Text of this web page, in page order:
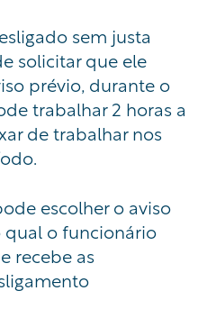
sem justa
solicitar que ele
prévio, durante o
trabalhar 2 horas a
de trabalhar nos
escolher o aviso
o funcionário
recebe as